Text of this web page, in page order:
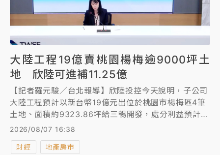
大陸工程19億賣桃園楊梅逾9000坪土
地 欣陸可進補11.25億
【記者羅元駿／台北報導】欣陸投控今天說明，子公司
大陸工程預計以新台幣19億元出位於桃園市楊梅區4筆
土地、面積約9323.86坪給三暢開發，處分利益預計約
15億元，並預計在未來12到24個月達成土地開發履約
11.25億元。
2026/08/07 16:38
財經 地產房市